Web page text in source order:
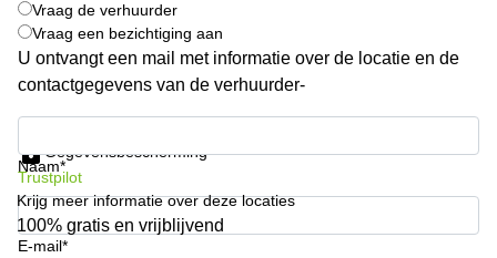
Coworking
Arnhem
Kantoorruimte
in Arnhem
Hilversum
Coworking
space
Zwolle
Vraag de verhuurder
Vraag een bezichtiging aan
U ontvangt een mail met informatie over de locatie en de
contactgegevens van de verhuurder-
Naam*
E-mail*
Gegevensbescherming
Trustpilot
Krijg meer informatie over deze locaties
100% gratis en vrijblijvend